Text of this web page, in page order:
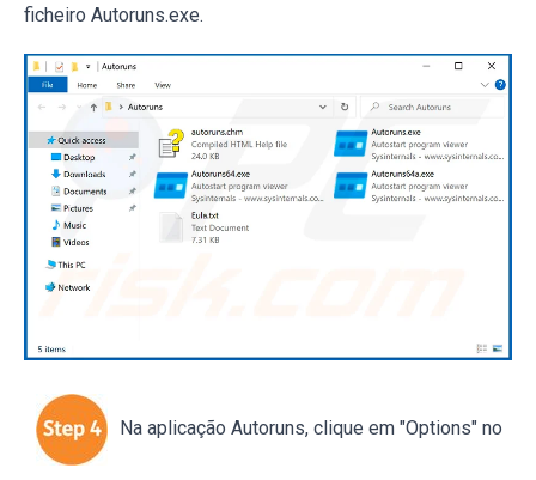
ficheiro Autoruns.exe.
Na aplicação Autoruns, clique em "Options" no